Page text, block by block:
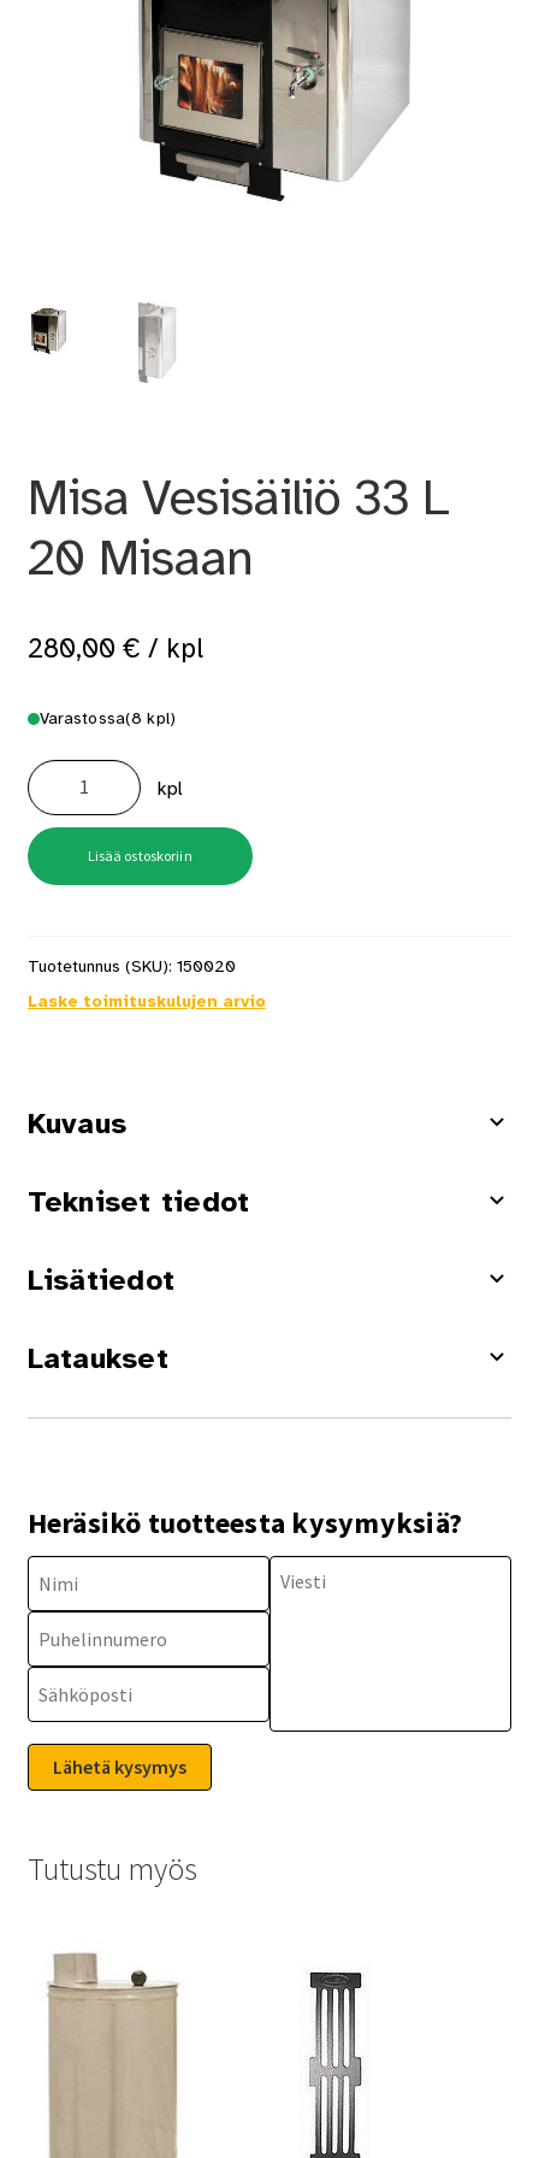
Misa Vesisäiliö 33 L
20 Misaan
280,00 € / kpl
Varastossa(8 kpl)
Misa
Vesisäiliö
33
L
20
Misaan
määrä
kpl
Lisää ostoskoriin
Tuotetunnus (SKU): 150020
Laske toimituskulujen arvio
Kuvaus
Tekniset tiedot
Lisätiedot
Lataukset
Heräsikö tuotteesta kysymyksiä?
Tutustu myös